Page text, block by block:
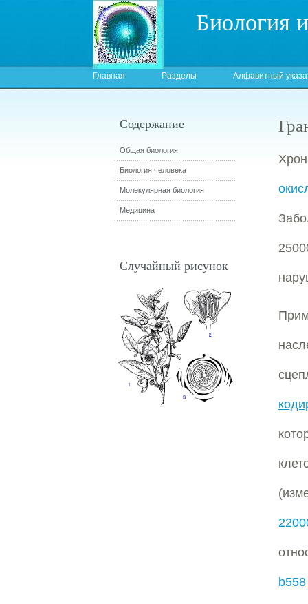
Биология
Главная Разделы Алфавитный
b558
Содержание
Общая биология
Биология человека
Молекулярная биология
Медицина
Случайный рисунок